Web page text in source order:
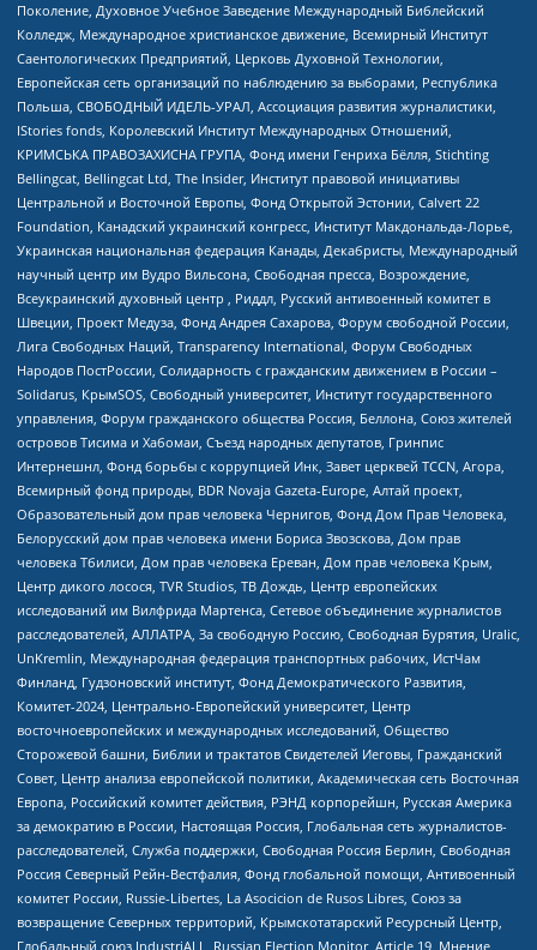
Поколение, Духовное Учебное Заведение Международный Библейский
Колледж, Международное христианское движение, Всемирный Институт
Саентологических Предприятий, Церковь Духовной Технологии,
Европейская сеть организаций по наблюдению за выборами, Республика
Польша, СВОБОДНЫЙ ИДЕЛЬ-УРАЛ, Ассоциация развития журналистики,
IStories fonds, Королевский Институт Международных Отношений,
КРИМСЬКА ПРАВОЗАХИСНА ГРУПА, Фонд имени Генриха Бёлля, Stichting
Bellingcat, Bellingcat Ltd, The Insider, Институт правовой инициативы
Центральной и Восточной Европы, Фонд Открытой Эстонии, Calvert 22
Foundation, Канадский украинский конгресс, Институт Макдональда-Лорье,
Украинская национальная федерация Канады, Декабристы, Международный
научный центр им Вудро Вильсона, Свободная пресса, Возрождение,
Всеукраинский духовный центр , Риддл, Русский антивоенный комитет в
Швеции, Проект Медуза, Фонд Андрея Сахарова, Форум свободной России,
Лига Свободных Наций, Transparеncy International, Форум Свободных
Народов ПостРоссии, Солидарность с гражданским движением в России –
Solidarus, КрымSOS, Свободный университет, Институт государственного
управления, Форум гражданского общества Россия, Беллона, Союз жителей
островов Тисима и Хабомаи, Съезд народных депутатов, Гринпис
Интернешнл, Фонд борьбы с коррупцией Инк, Завет церквей TCCN, Агора,
Всемирный фонд природы, BDR Novaja Gazeta-Europe, Алтай проект,
Образовательный дом прав человека Чернигов, Фонд Дом Прав Человека,
Белорусский дом прав человека имени Бориса Звозскова, Дом прав
человека Тбилиси, Дом прав человека Ереван, Дом прав человека Крым,
Центр дикого лосося, TVR Studios, ТВ Дождь, Центр европейских
исследований им Вилфрида Мартенса, Сетевое объединение журналистов
расследователей, АЛЛАТРА, За свободную Россию, Свободная Бурятия, Uralic,
UnKremlin, Международная федерация транспортных рабочих, ИстЧам
Финланд, Гудзоновский институт, Фонд Демократического Развития,
Комитет-2024, Центрально-Европейский университет, Центр
восточноевропейских и международных исследований, Общество
Сторожевой башни, Библии и трактатов Свидетелей Иеговы, Гражданский
Совет, Центр анализа европейской политики, Академическая сеть Восточная
Европа, Российский комитет действия, РЭНД корпорейшн, Русская Америка
за демократию в России, Настоящая Россия, Глобальная сеть журналистов-
расследователей, Служба поддержки, Свободная Россия Берлин, Свободная
Россия Северный Рейн-Вестфалия, Фонд глобальной помощи, Антивоенный
комитет России, Russie-Libertes, La Asocicion de Rusos Libres, Союз за
возвращение Северных территорий, Крымскотатарский Ресурсный Центр,
Глобальный союз IndustriALL, Russian Election Monitor, Article 19, Мнение